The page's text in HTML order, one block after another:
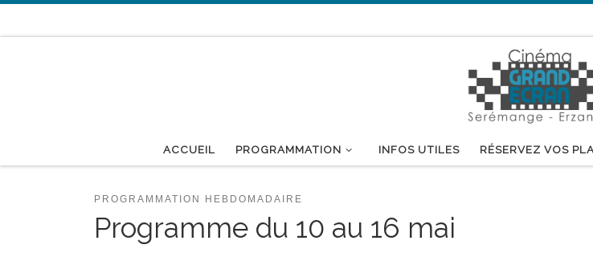
ACCUEIL PROGRAMMATION INFOS UTILES RÉSERVEZ VOS
PROGRAMMATION HEBDOMADAIRE
Programme du 10 au 16 mai